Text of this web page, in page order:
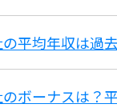
平均年収は過
ボーナスは？